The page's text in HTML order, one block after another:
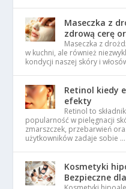
Maseczka z
zdrową cerę
Maseczka z
w kuchni, ale również
kondycji naszej skóry i
Retinol kiedy
efekty
Retinol to
popularność w pielęgnacji
zmarszczek, przebarwień
użytkowników zadaje sobie …
Kosmetyki
Bezpieczne